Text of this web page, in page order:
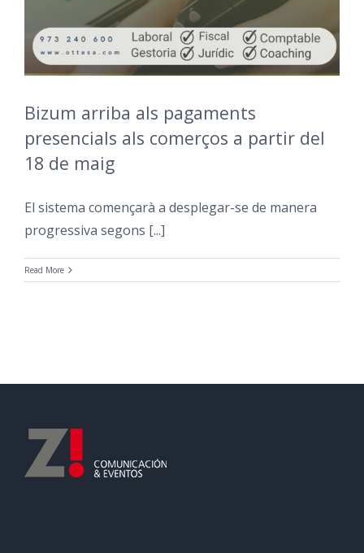
Bizum arriba als pagaments
presencials als comerços a partir del
18 de maig
El sistema començarà a desplegar-se de manera
progressiva segons [...]
Read More